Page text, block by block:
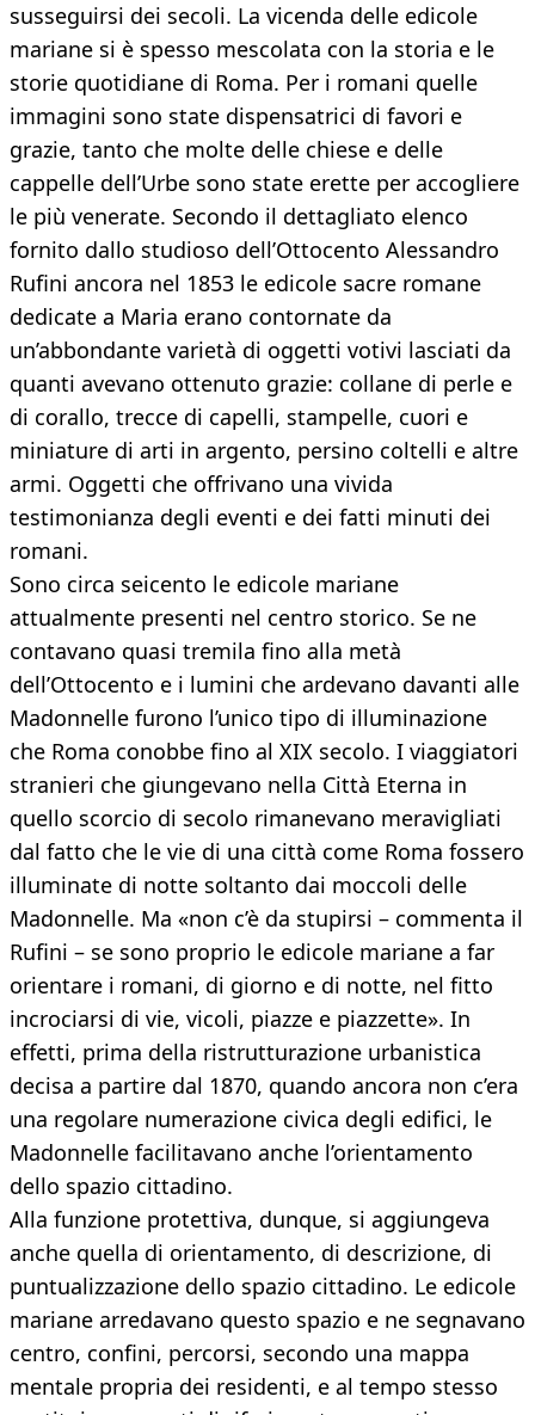
susseguirsi dei secoli. La vicenda delle edicole
mariane si è spesso mescolata con la storia e le
storie quotidiane di Roma. Per i romani quelle
immagini sono state dispensatrici di favori e
grazie, tanto che molte delle chiese e delle
cappelle dell’Urbe sono state erette per accogliere
le più venerate. Secondo il dettagliato elenco
fornito dallo studioso dell’Ottocento Alessandro
Rufini ancora nel 1853 le edicole sacre romane
dedicate a Maria erano contornate da
un’abbondante varietà di oggetti votivi lasciati da
quanti avevano ottenuto grazie: collane di perle e
di corallo, trecce di capelli, stampelle, cuori e
miniature di arti in argento, persino coltelli e altre
armi. Oggetti che offrivano una vivida
testimonianza degli eventi e dei fatti minuti dei
romani.
Sono circa seicento le edicole mariane
attualmente presenti nel centro storico. Se ne
contavano quasi tremila fino alla metà
dell’Ottocento e i lumini che ardevano davanti alle
Madonnelle furono l’unico tipo di illuminazione
che Roma conobbe fino al XIX secolo. I viaggiatori
stranieri che giungevano nella Città Eterna in
quello scorcio di secolo rimanevano meravigliati
dal fatto che le vie di una città come Roma fossero
illuminate di notte soltanto dai moccoli delle
Madonnelle. Ma «non c’è da stupirsi – commenta il
Rufini – se sono proprio le edicole mariane a far
orientare i romani, di giorno e di notte, nel fitto
incrociarsi di vie, vicoli, piazze e piazzette». In
effetti, prima della ristrutturazione urbanistica
decisa a partire dal 1870, quando ancora non c’era
una regolare numerazione civica degli edifici, le
Madonnelle facilitavano anche l’orientamento
dello spazio cittadino.
Alla funzione protettiva, dunque, si aggiungeva
anche quella di orientamento, di descrizione, di
puntualizzazione dello spazio cittadino. Le edicole
mariane arredavano questo spazio e ne segnavano
centro, confini, percorsi, secondo una mappa
mentale propria dei residenti, e al tempo stesso